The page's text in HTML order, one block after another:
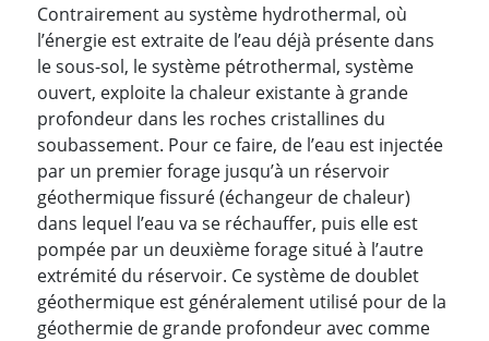
Contrairement au système hydrothermal, où
l’énergie est extraite de l’eau déjà présente dans
le sous-sol, le système pétrothermal, système
ouvert, exploite la chaleur existante à grande
profondeur dans les roches cristallines du
soubassement. Pour ce faire, de l’eau est injectée
par un premier forage jusqu’à un réservoir
géothermique fissuré (échangeur de chaleur)
dans lequel l’eau va se réchauffer, puis elle est
pompée par un deuxième forage situé à l’autre
extrémité du réservoir. Ce système de doublet
géothermique est généralement utilisé pour de la
géothermie de grande profondeur avec comme